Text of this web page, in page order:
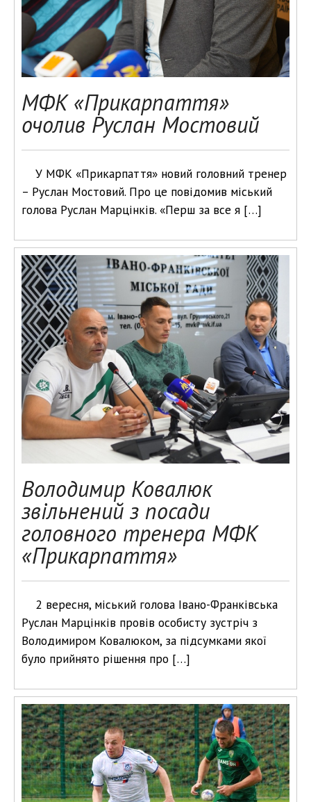
МФК «Прикарпаття»
очолив Руслан Мостовий
У МФК «Прикарпаття» новий головний тренер
– Руслан Мостовий. Про це повідомив міський
голова Руслан Марцінків. «Перш за все я […]
Володимир Ковалюк
звільнений з посади
головного тренера МФК
«Прикарпаття»
2 вересня, міський голова Івано-Франківська
Руслан Марцінків провів особисту зустріч з
Володимиром Ковалюком, за підсумками якої
було прийнято рішення про […]